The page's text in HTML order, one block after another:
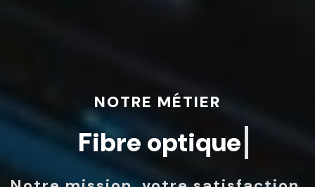
NOTRE MÉTIER
Internet via satellite